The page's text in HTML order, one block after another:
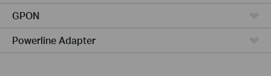
GPON
Powerline Adapter